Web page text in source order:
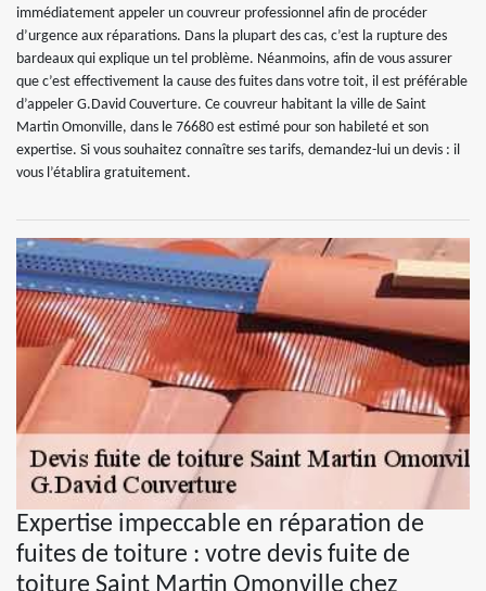
immédiatement appeler un couvreur professionnel afin de procéder
d’urgence aux réparations. Dans la plupart des cas, c’est la rupture des
bardeaux qui explique un tel problème. Néanmoins, afin de vous assurer
que c’est effectivement la cause des fuites dans votre toit, il est préférable
d’appeler G.David Couverture. Ce couvreur habitant la ville de Saint
Martin Omonville, dans le 76680 est estimé pour son habileté et son
expertise. Si vous souhaitez connaître ses tarifs, demandez-lui un devis : il
vous l’établira gratuitement.
Expertise impeccable en réparation de
fuites de toiture : votre devis fuite de
toiture Saint Martin Omonville chez